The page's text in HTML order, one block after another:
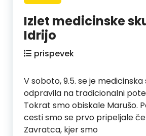
Izlet medicinske
Idrijo
prispevek
V soboto, 9.5. se je medicinska
odpravila na tradicionalni
Tokrat smo obiskale Marušo.
cesti smo se prvo pripeljale
Zavratca, kjer smo